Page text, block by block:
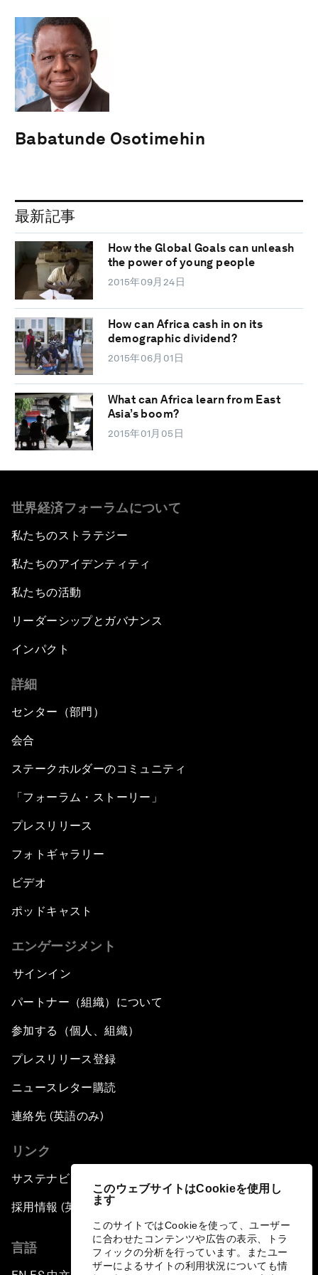
このウェブサイトはCookieを使用し
ます
このサイトではCookieを使って、ユーザー
に合わせたコンテンツや広告の表示、トラ
フィックの分析を行っています。またユー
ザーによるサイトの利用状況についても情
Babatunde Osotimehin
最新記事
How the Global Goals can unleash
the power of young people
2015年09月24日
How can Africa cash in on its
demographic dividend?
2015年06月01日
What can Africa learn from East
Asia’s boom?
2015年01月05日
世界経済フォーラムについて
私たちのストラテジー
私たちのアイデンティティ
私たちの活動
リーダーシップとガバナンス
インパクト
詳細
センター（部門）
会合
ステークホルダーのコミュニティ
「フォーラム・ストーリー」
プレスリリース
フォトギャラリー
ビデオ
ポッドキャスト
エンゲージメント
サインイン
パートナー（組織）について
参加する（個人、組織）
プレスリリース登録
ニュースレター購読
連絡先 (英語のみ)
リンク
サステナビリティへの取り組み
採用情報 (英語のみ)
言語